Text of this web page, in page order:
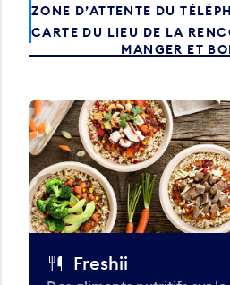
ZONE D’ATTENTE DU
CARTE DU LIEU DE LA
MANGER ET
Freshii